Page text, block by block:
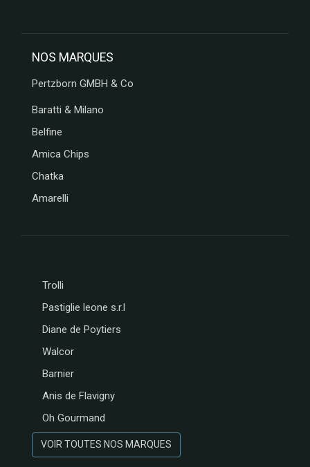
NOS MARQUES
Pertzborn GMBH & Co
Baratti & Milano
Belfine
Amica Chips
Chatka
Amarelli
Trolli
Pastiglie leone s.r.l
Diane de Poytiers
Walcor
Barnier
Anis de Flavigny
Oh Gourmand
VOIR TOUTES NOS MARQUES